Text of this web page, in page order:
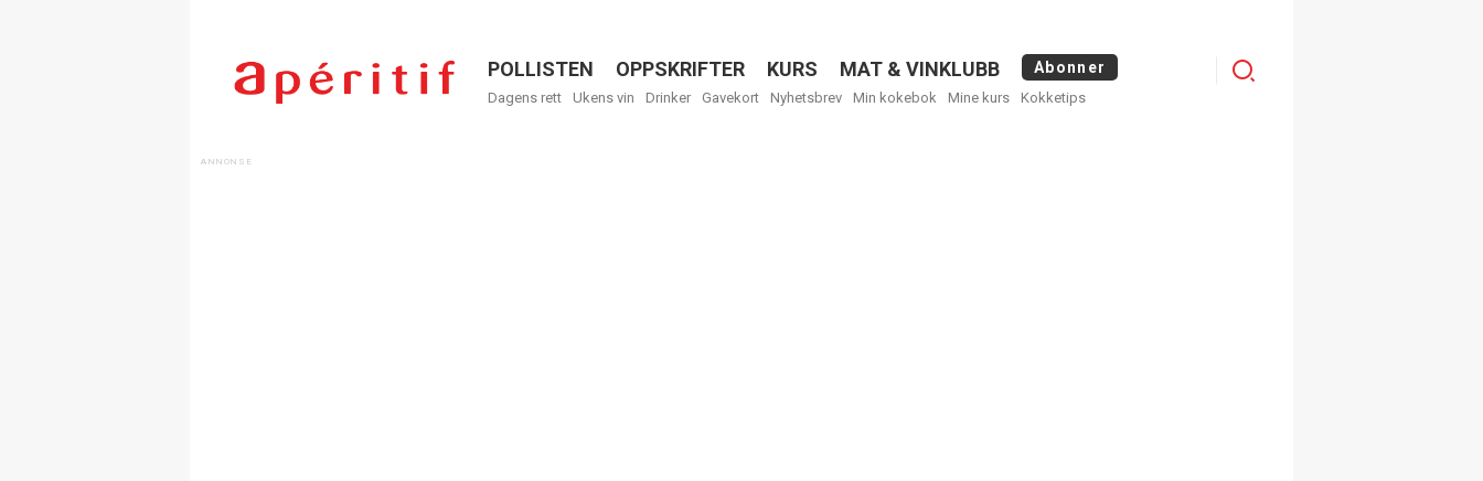
Menu
POLLISTEN OPPSKRIFTER KURS MAT & VINKLUBB Abonner
Dagens rett Ukens vin Drinker Gavekort Nyhetsbrev Min kokebok Mine kurs Kokketips
Logg